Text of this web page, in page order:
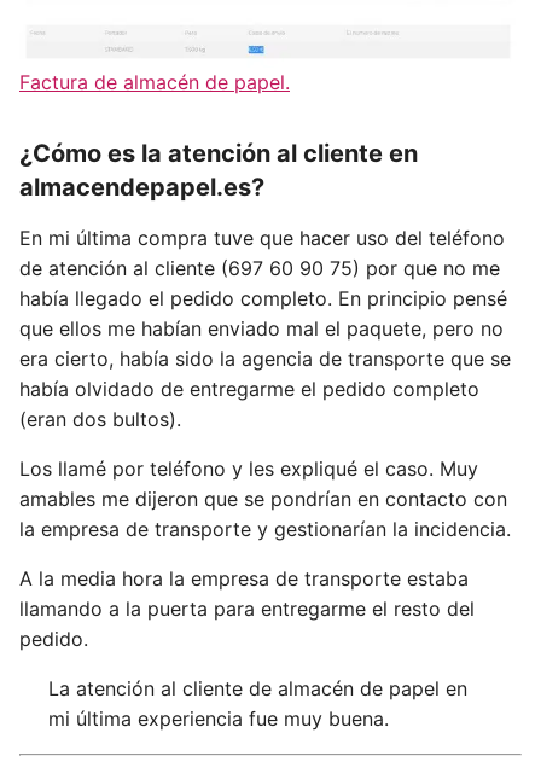
Factura de almacén de papel.
¿Cómo es la atención al cliente en
almacendepapel.es?
En mi última compra tuve que hacer uso del teléfono
de atención al cliente (697 60 90 75) por que no me
había llegado el pedido completo. En principio pensé
que ellos me habían enviado mal el paquete, pero no
era cierto, había sido la agencia de transporte que se
había olvidado de entregarme el pedido completo
(eran dos bultos).
Los llamé por teléfono y les expliqué el caso. Muy
amables me dijeron que se pondrían en contacto con
la empresa de transporte y gestionarían la incidencia.
A la media hora la empresa de transporte estaba
llamando a la puerta para entregarme el resto del
pedido.
La atención al cliente de almacén de papel en
mi última experiencia fue muy buena.